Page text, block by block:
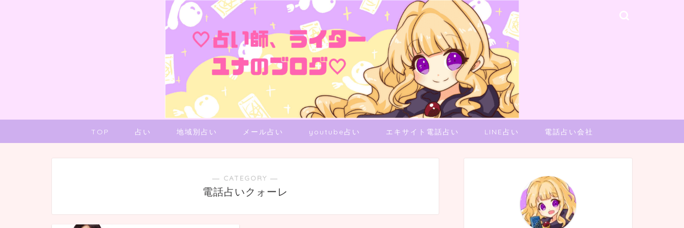
TOP 占い 地域別占い メール占い youtube占い エキサイト電話占い LINE占い 電話占い会社
― CATEGORY ―
電話占いクォーレ